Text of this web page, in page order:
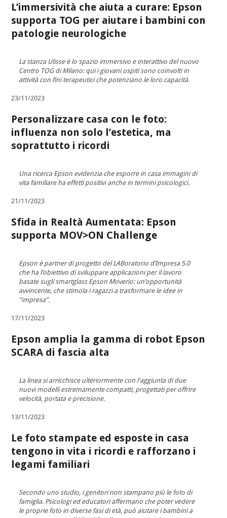
L’immersività che aiuta a curare: Epson
supporta TOG per aiutare i bambini con
patologie neurologiche
La stanza Ulisse è lo spazio immersivo e interattivo del nuovo
Centro TOG di Milano: qui i giovani ospiti sono coinvolti in
attività con fini terapeutici che potenziano le loro capacità.
23/11/2023
Personalizzare casa con le foto:
influenza non solo l’estetica, ma
soprattutto i ricordi
Una ricerca Epson evidenzia che esporre in casa immagini di
vita familiare ha effetti positivi anche in termini psicologici.
21/11/2023
Sfida in Realtà Aumentata: Epson
supporta MOV>ON Challenge
Epson è partner di progetto del LABoratorio d’Impresa 5.0
che ha l’obiettivo di sviluppare applicazioni per il lavoro
basate sugli smartglass Epson Moverio: un’opportunità
avvincente, che stimola i ragazzi a trasformare le idee in
“impresa”.
17/11/2023
Epson amplia la gamma di robot Epson
SCARA di fascia alta
La linea si arricchisce ulteriormente con l'aggiunta di due
nuovi modelli estremamente compatti, progettati per offrire
velocità, portata e precisione.
13/11/2023
Le foto stampate ed esposte in casa
tengono in vita i ricordi e rafforzano i
legami familiari
Secondo uno studio, i genitori non stampano più le foto di
famiglia. Psicologi ed educatori affermano che poter vedere
le proprie foto in diverse fasi di età, può aiutare i bambini a